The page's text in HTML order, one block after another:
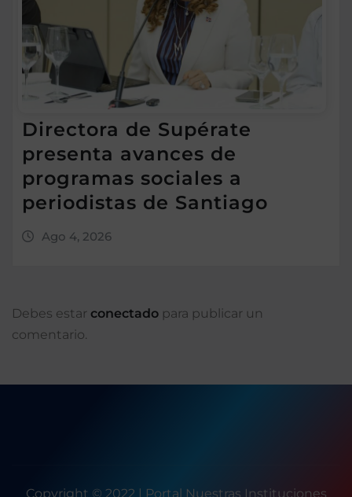
Directora de Supérate
presenta avances de
programas sociales a
periodistas de Santiago
Ago 4, 2026
Debes estar conectado para publicar un
comentario.
Copyright © 2022 | Portal Nuestras Instituciones